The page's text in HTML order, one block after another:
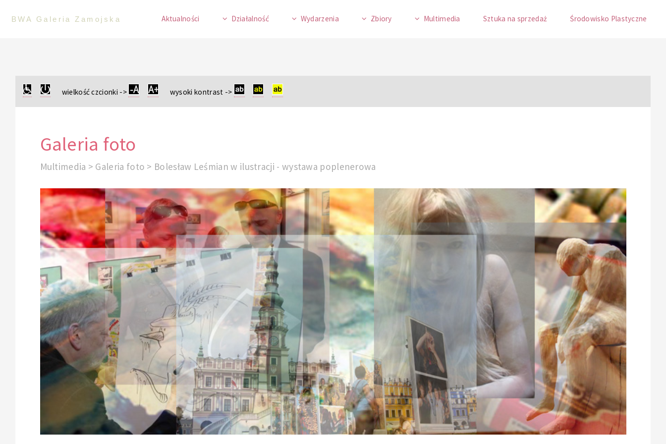
BWA Galeria Zamojska Aktualności Działalność Wydarzenia Zbiory Multimedia Sztuka na sprzedaż Środowisko Plastyczne
wielkość czcionki -> wysoki kontrast ->
Galeria foto
Multimedia > Galeria foto > Bolesław Leśmian w ilustracji - wystawa poplenerowa